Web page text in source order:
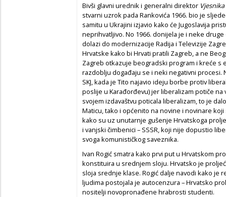
Bivši glavni urednik i generalni direktor Vjesnika
stvarni uzrok pada Rankovića 1966. bio je
samitu u Ukrajini izjavio kako će Jugoslavija
neprihvatljivo. No 1966. donijela je i neke
dolazi do modernizacije Radija i Televizije
Hrvatske kako bi Hrvati pratili Zagreb, a ne
Zagreb otkazuje beogradski program i kreće s
razdoblju događaju se i neki negativni procesi.
SKJ, kada je Tito najavio ideju borbe protiv
poslije u Karađorđevu) jer liberalizam potiče na
svojem izdavaštvu poticala liberalizam, to je
Maticu, tako i općenito na novine i novinare
kako su uz unutarnje gušenje Hrvatskoga
i vanjski čimbenici – SSSR, koji nije dopustio
svoga komunističkog saveznika.
Ivan Rogić smatra kako prvi put u Hrvatskom
konstituira u srednjem sloju. Hrvatsko je
sloja srednje klase. Rogić dalje navodi kako je
ljudima postojala je autocenzura – Hrvatsko
nositelji novopronađene hrabrosti studenti.